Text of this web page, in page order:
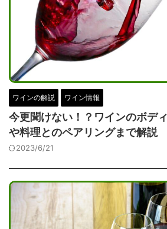
ワインの解説 ワイン情報
今更聞けない！？ワインのボデ
や料理とのペアリングまで解説
2023/6/21